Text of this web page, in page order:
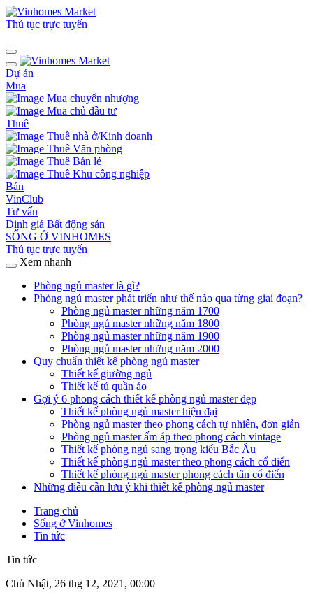
Thủ tục trực tuyến
Dự án
Mua
Mua chuyển nhượng
Mua chủ đầu tư
Thuê
Thuê nhà ở/Kinh doanh
Thuê Văn phòng
Thuê Bán lẻ
Thuê Khu công nghiệp
Bán
VinClub
Tư vấn
Định giá Bất động sản
SỐNG Ở VINHOMES
Thủ tục trực tuyến
Xem nhanh
Phòng ngủ master là gì?
Phòng ngủ master phát triển như thế nào qua từng giai đoạn?
Phòng ngủ master những năm 1700
Phòng ngủ master những năm 1800
Phòng ngủ master những năm 1900
Phòng ngủ master những năm 2000
Quy chuẩn thiết kế phòng ngủ master
Thiết kế giường ngủ
Thiết kế tủ quần áo
Gợi ý 6 phong cách thiết kế phòng ngủ master đẹp
Thiết kế phòng ngủ master hiện đại
Phòng ngủ master theo phong cách tự nhiên, đơn giản
Phòng ngủ master ấm áp theo phong cách vintage
Thiết kế phòng ngủ sang trọng kiểu Bắc Âu
Thiết kế phòng ngủ master theo phong cách cổ điển
Thiết kế phòng ngủ master phong cách tân cổ điển
Những điều cần lưu ý khi thiết kế phòng ngủ master
Trang chủ
Sống ở Vinhomes
Tin tức
Tin tức
Chủ Nhật, 26 thg 12, 2021, 00:00